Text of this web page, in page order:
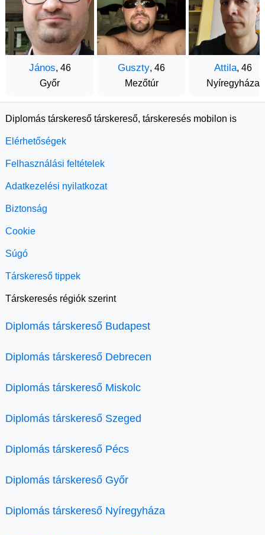
János, 46
Győr
Guszty, 46
Mezőtúr
Attila, 46
Nyíregyháza
Diplomás társkereső társkereső, társkeresés mobilon is
Elérhetőségek
Felhasználási feltételek
Adatkezelési nyilatkozat
Biztonság
Cookie
Súgó
Társkereső tippek
Társkeresés régiók szerint
Diplomás társkereső Budapest
Diplomás társkereső Debrecen
Diplomás társkereső Miskolc
Diplomás társkereső Szeged
Diplomás társkereső Pécs
Diplomás társkereső Győr
Diplomás társkereső Nyíregyháza